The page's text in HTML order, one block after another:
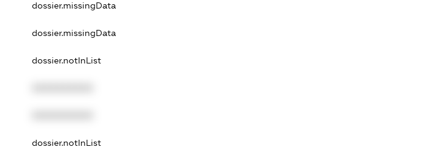
dossier.missingData
dossier.missingData
dossier.notInList
dossier.notInList